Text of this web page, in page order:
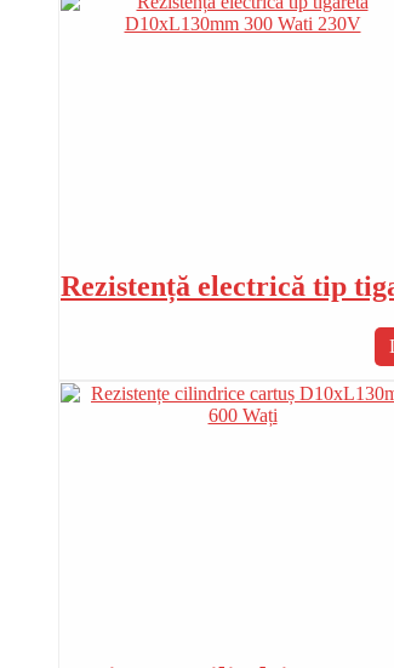
Rezistență electrică tip